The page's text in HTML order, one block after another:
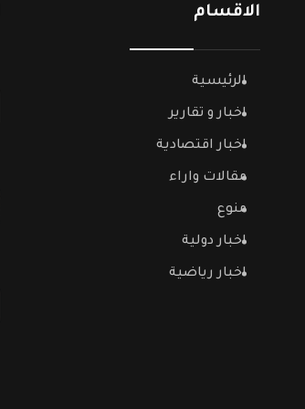
الاقسام
الرئيسية
اخبار و تقارير
اخبار اقتصادية
مقالات واراء
منوع
اخبار دولية
اخبار رياضية